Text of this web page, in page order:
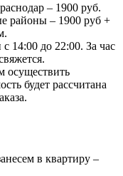
– 1900 руб.
районы – 1900 руб +
14:00 до 22:00. За час
осуществить
будет рассчитана
в квартиру –